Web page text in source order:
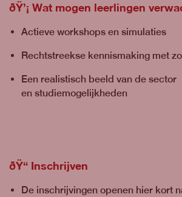
ðŸ’¡ Wat mogen leerlingen
Actieve workshops en simulaties
Rechtstreekse kennismaking met
Een realistisch beeld van de sector
en studiemogelijkheden
ðŸ“ Inschrijven
De inschrijvingen openen hier kort